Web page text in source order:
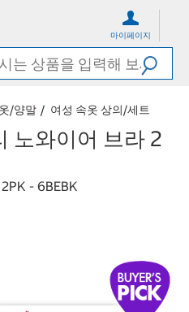
마이페이지
/양말 여성 속옷 상의/세트
노와이어 브라 2
- 6BEBK